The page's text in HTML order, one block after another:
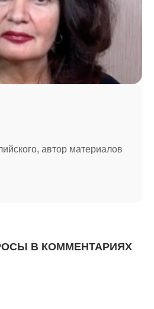
автор материалов
В КОММЕНТАРИЯХ